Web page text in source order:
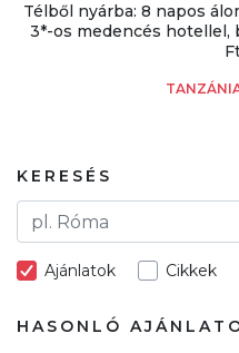
Télből nyárba: 8 napos
3*-os medencés hotellel,
KERESÉS
Ajánlatok Cikkek
HASONLÓ